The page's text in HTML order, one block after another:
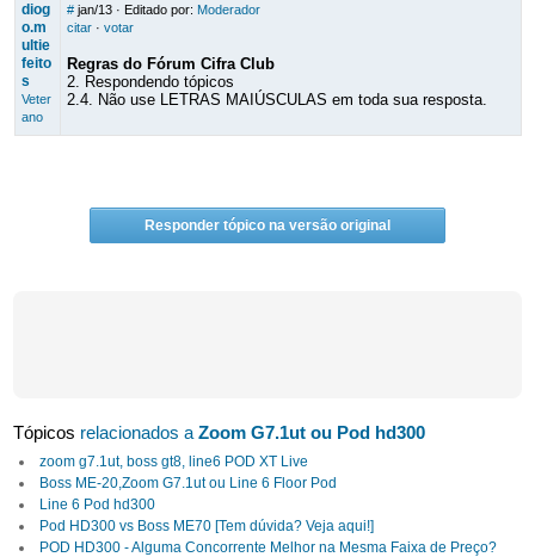
diog
o.m
ultie
feito
s
Veter
ano
# jan/13· Editado por: Moderador
citar· votar
Regras do Fórum Cifra Club
2. Respondendo tópicos
2.4. Não use LETRAS MAIÚSCULAS em toda sua resposta.
Responder tópico na versão original
Tópicos relacionados aZoom G7.1ut ou Pod hd300
zoom g7.1ut, boss gt8, line6 POD XT Live
Boss ME-20,Zoom G7.1ut ou Line 6 Floor Pod
Line 6 Pod hd300
Pod HD300 vs Boss ME70 [Tem dúvida? Veja aqui!]
POD HD300 - Alguma Concorrente Melhor na Mesma Faixa de Preço?